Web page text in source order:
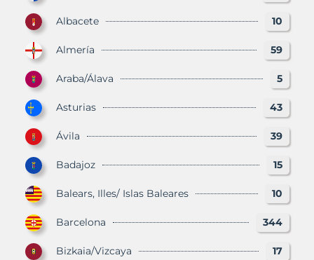
Albacete 10
Almería 59
Araba/Álava 5
Asturias 43
Ávila 39
Badajoz 15
Balears, Illes/ Islas Baleares 10
Barcelona 344
Bizkaia/Vizcaya 17